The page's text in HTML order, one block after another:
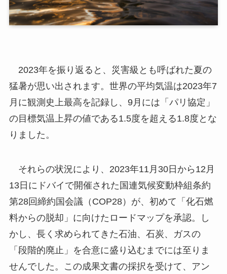
2023年を振り返ると、災害級とも呼ばれた夏の
猛暑が思い出されます。世界の平均気温は2023年7
月に観測史上最高を記録し、9月には「パリ協定」
の目標気温上昇の値である1.5度を超える1.8度とな
りました。
それらの状況により、2023年11月30日から12月
13日にドバイで開催された国連気候変動枠組条約
第28回締約国会議（COP28）が、初めて「化石燃
料からの脱却」に向けたロードマップを承認。し
かし、長く求められてきた石油、石炭、ガスの
「段階的廃止」を合意に盛り込むまでには至りま
せんでした。この成果文書の採択を受けて、アン